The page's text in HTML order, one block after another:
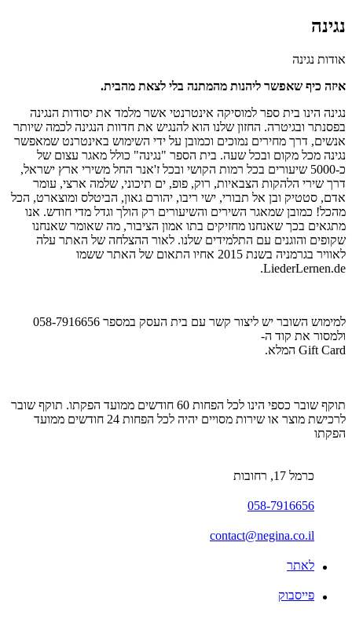
נגינה
אודות נגינה
איזה כיף שאפשר ליהנות מהמתנה בלי לצאת מהבית.
נגינה הינו בית ספר למוסיקה אינטרנטי אשר מלמד את יסודות הנגינה
בפסנתר ובגיטרה. החזון שלנו הוא להנגיש את חדוות הנגינה לכמה שיותר
אנשים, דרך מחירים נמוכים וכמובן על ידי השימוש באינטרנט שמאפשר
נגינה מכל מקום ובכל שעה. בית הספר "נגינה" כולל מאגר עצום של
כ-5000 שיעורים בכל רמות הקושי ובכל ז'אנר החל משירי ארץ ישראל,
דרך שירי הלהקות הצבאיות, רוק, פופ, ים תיכוני, שלמה ארצי, עומר
אדם, סטטיק ובן אל תבורי, ישי ריבו, יהורם גאון, הביטלס ומוצארט, הכל
מהכל! כמובן שמאגר השירים והשיעורים רק הולך וגדל מדי חודש. אנו
מתגאים בכך שאנחנו מחזיקים בתו אמון הציבור, מה שאומר שאנחנו
שקופים והוגנים עם התלמידים שלנו. לאור ההצלחה של האתר עלה
לאוויר בגרמניה בשנת 2015 אחיו התאום של האתר ששמו
LiederLernen.de.
למימוש השובר יש ליצור קשר עם בית העסק במספר 058-7916656
ולמסור את קוד ה-
Gift Card המלא.
תוקף שובר כספי הינו לכל הפחות 60 חודשים ממועד הפקתו. תוקף שובר
לרכישת מוצר או שירות מסויים יהיה לכל הפחות 24 חודשים ממועד
הפקתו
כרמל 17, רחובות
058-7916656
contact@negina.co.il
לאתר
פייסבוק